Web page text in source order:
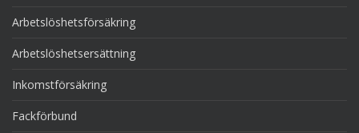
Arbetslöshetsförsäkring
Arbetslöshetsersättning
Inkomstförsäkring
Fackförbund